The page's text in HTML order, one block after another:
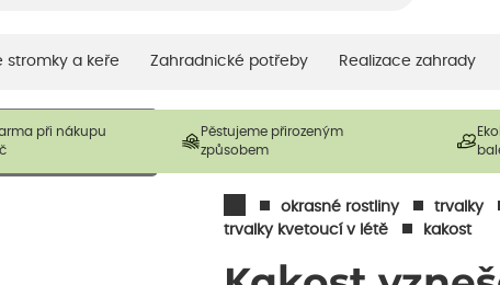
stromky a keře Zahradnické potřeby Realizace zahrady
při nákupu
Pěstujeme přirozeným
způsobem
okrasné rostliny
trvalky
trvalky kvetoucí v létě
kakost
mohou být
než je uvedená